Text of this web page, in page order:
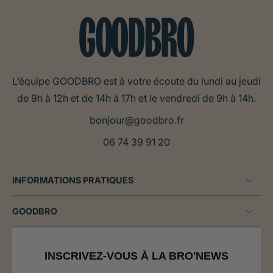
d’effets secondaires s’ils sont utilisés dans les bonnes
conditions. En cas de doute demandez conseil à votre
vétérinaire. Ils peuvent êtreutilisés en complément
améliorer leur efficacité.
Choisir le meilleur complément
alimentaire en cas de trouble digestif
chez le chien
En fonction de la situation, tous les compléments
pas à demander à votre vétérinaire ou à notre service
client, quel complément alimentaire sera le plus adapté
L’équipe GOODBRO est à votre écoute du lundi au jeudi
de 9h à 12h et de 14h à 17h et le vendredi de 9h à 14h.
bonjour@goodbro.fr
06 74 39 91 20
INFORMATIONS PRATIQUES
GOODBRO
INSCRIVEZ-VOUS À LA BRO'NEWS